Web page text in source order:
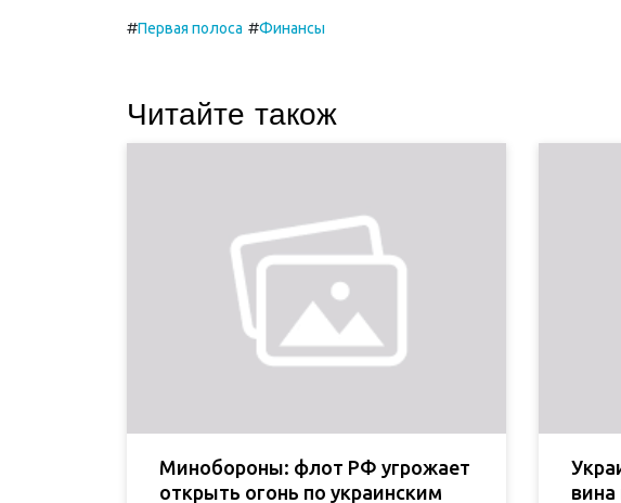
#Первая полоса #Финансы
Читайте також
Минобороны: флот РФ угрожает
открыть огонь по украинским
вина